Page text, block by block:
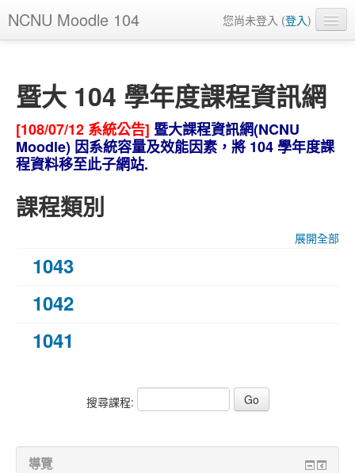
NCNU Moodle 104 您尚未登入 (登入)
暨大 104 學年度課程資訊網
[108/07/12 系統公告] 暨大課程資訊網(NCNU
Moodle) 因系統容量及效能因素，將 104 學年度課
程資料移至此子網站.
課程類別
展開全部
1043
1042
1041
搜尋課程:
導覽